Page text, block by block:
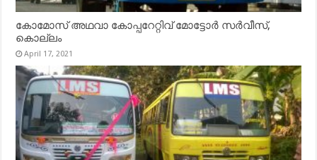
കോമോസ് അഥവാ കോപ്പറേറ്റിവ് മോട്ടോര്‍ സര്‍വീസ്,
കൊല്ലം
April 17, 2021